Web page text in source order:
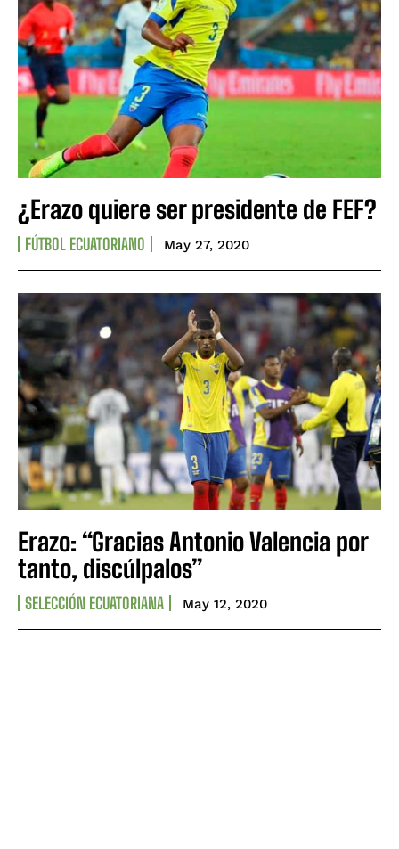
¿Erazo quiere ser presidente de FEF?
FÚTBOL ECUATORIANO May 27, 2020
Erazo: “Gracias Antonio Valencia por
tanto, discúlpalos”
SELECCIÓN ECUATORIANA May 12, 2020